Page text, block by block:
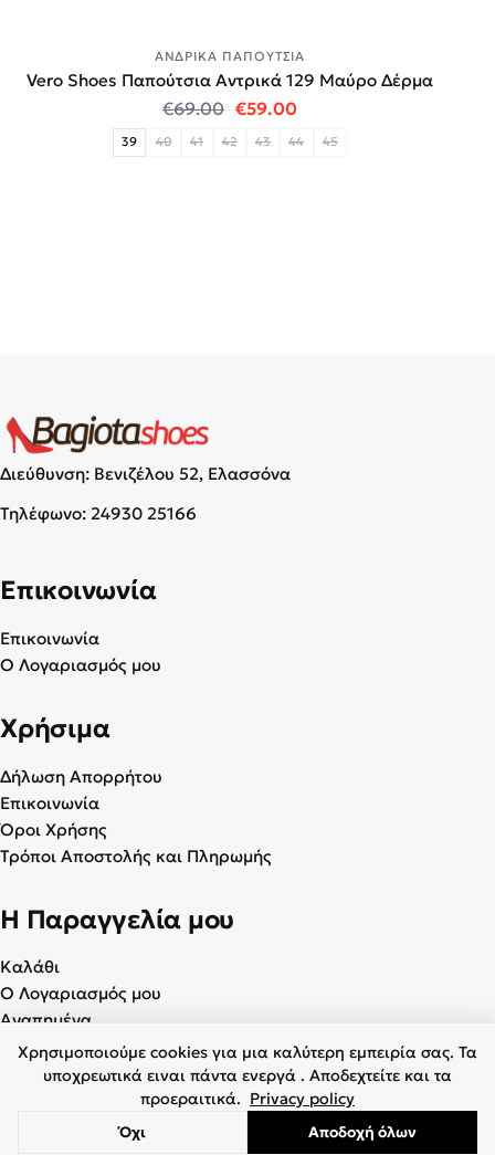
ΑΝΔΡΙΚΆ ΠΑΠΟΎΤΣΙΑ
Vero Shoes Παπούτσια Αντρικά 129 Μαύρο Δέρμα
€69.00 Original price was: €69.00.
€59.00Η τρέχουσα τιμή
39 40 41 42 43 44 45
Διεύθυνση: Βενιζέλου 52, Ελασσόνα
Τηλέφωνο: 24930 25166
Επικοινωνία
Επικοινωνία
Ο Λογαριασμός μου
Χρήσιμα
Δήλωση Απορρήτου
Επικοινωνία
Όροι Χρήσης
Τρόποι Αποστολής και Πληρωμής
Η Παραγγελία μου
Καλάθι
Ο Λογαριασμός μου
Αγαπημένα
© 2026 Γυναικεία & Ανδρικά Παπούτσια - BagiotaShoes.gr. Με
επιφύλαξη παντός δικαιώματος.
Χρησιμοποιούμε cookies για μια καλύτερη εμπειρία σας. Τα
υποχρεωτικά ειναι πάντα ενεργά . Αποδεχτείτε και τα
προεραιτικά. Privacy policy
Όχι Αποδοχή όλων